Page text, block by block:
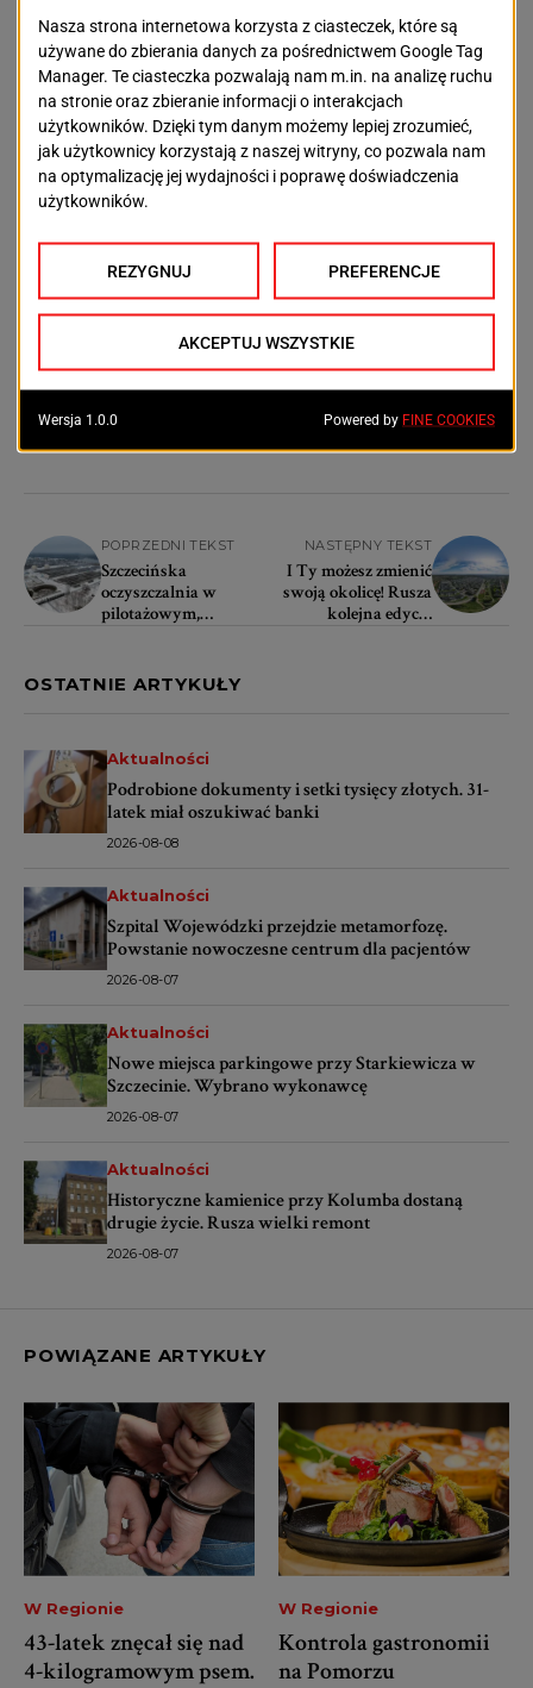
oświadczeniu rolniczej
„Solidarności” – W ramach
możliwości, prosimy o unikanie
podróży w każdorazowo
wymienionych obszarach. NSZZ
RI „Solidarność” apeluje o
pokojową formę wyrażania
niezadowolenia i współpracę ze
związkowymi koordynatorami
strajku.
POPRZEDNI TEKST
Szczecińska
oczyszczalnia w
pilotażowym,
NASTĘPNY TEKST
I Ty możesz zmienić
swoją okolicę! Rusza
kolejna edycja
OSTATNIE ARTYKUŁY
Aktualności
Podrobione dokumenty i setki tysięcy złotych. 31-
latek miał oszukiwać banki
2026-08-08
Aktualności
Szpital Wojewódzki przejdzie metamorfozę.
Powstanie nowoczesne centrum dla pacjentów
2026-08-07
Aktualności
Nowe miejsca parkingowe przy Starkiewicza w
Szczecinie. Wybrano wykonawcę
2026-08-07
Aktualności
Historyczne kamienice przy Kolumba dostaną
drugie życie. Rusza wielki remont
2026-08-07
POWIĄZANE ARTYKUŁY
W Regionie
43-latek znęcał się nad
4-kilogramowym psem.
W Regionie
Kontrola gastronomii
na Pomorzu